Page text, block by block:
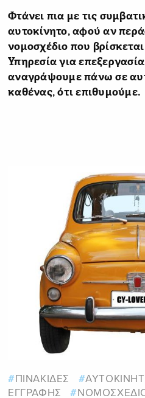
Φτάνει πια με τις
αυτοκίνητο, αφού αν
νομοσχέδιο που
Υπηρεσία για
αναγράψουμε πάνω σε
καθένας, ότι επιθυμούμε.
ΠΙΝΑΚΙΔΕΣ
ΕΓΓΡΑΦΗΣ